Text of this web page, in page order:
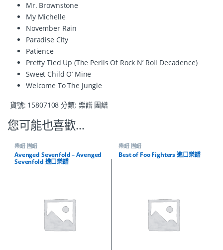
Mr. Brownstone
My Michelle
November Rain
Paradise City
Patience
Pretty Tied Up (The Perils Of Rock N’ Roll Decadence)
Sweet Child O’ Mine
Welcome To The Jungle
貨號: 15807108 分類: 樂譜 團譜
您可能也喜歡…
樂譜 團譜
Avenged Sevenfold – Avenged
Sevenfold 進口樂譜
樂譜 團譜
Best of Foo Fighters 進口樂譜